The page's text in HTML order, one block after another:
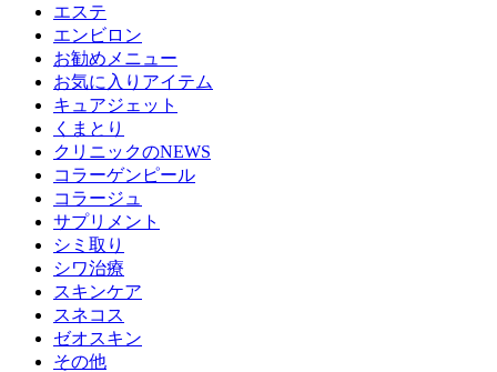
エステ
エンビロン
お勧めメニュー
お気に入りアイテム
キュアジェット
くまとり
クリニックのNEWS
コラーゲンピール
コラージュ
サプリメント
シミ取り
シワ治療
スキンケア
スネコス
ゼオスキン
その他